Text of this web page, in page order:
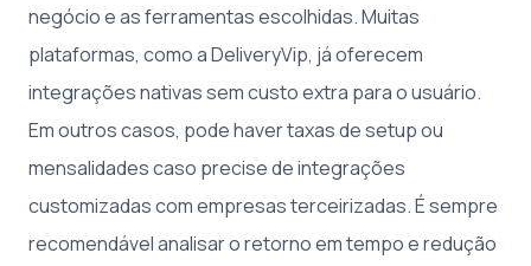
negócio e as ferramentas escolhidas. Muitas
plataformas, como a DeliveryVip, já oferecem
integrações nativas sem custo extra para o usuário.
Em outros casos, pode haver taxas de setup ou
mensalidades caso precise de integrações
customizadas com empresas terceirizadas. É sempre
recomendável analisar o retorno em tempo e redução